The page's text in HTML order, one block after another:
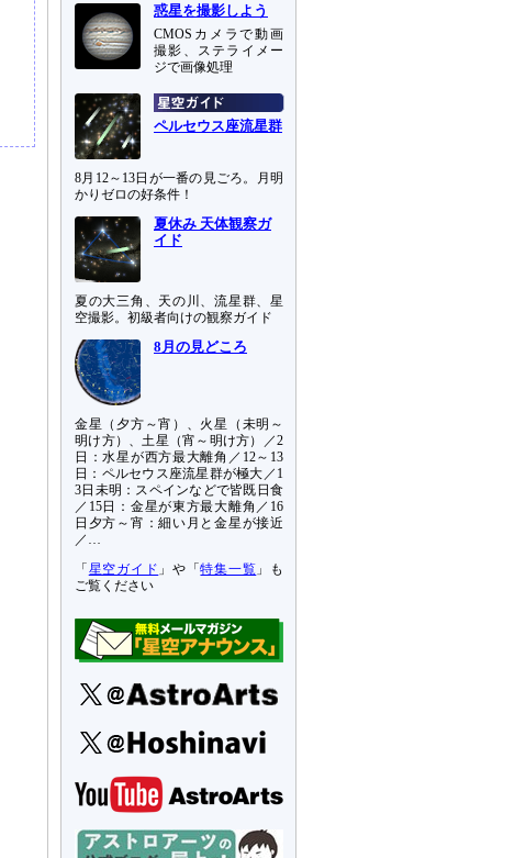
惑星を撮影しよう
CMOSカメラで動画
撮影、ステライメー
ジで画像処理
ペルセウス座流星群
8月12～13日が一番の見ごろ。月明
かりゼロの好条件！
夏休み 天体観察ガ
イド
夏の大三角、天の川、流星群、星
空撮影。初級者向けの観察ガイド
8月の見どころ
金星（夕方～宵）、火星（未明～
明け方）、土星（宵～明け方）／2
日：水星が西方最大離角／12～13
日：ペルセウス座流星群が極大／1
3日未明：スペインなどで皆既日食
／15日：金星が東方最大離角／16
日夕方～宵：細い月と金星が接近
／…
「 星空ガイド 」や「特集一覧 」も
ご覧ください